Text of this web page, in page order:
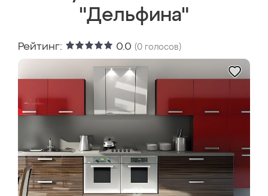
"Дельфина"
Рейтинг: 0.0 (0 голосов)